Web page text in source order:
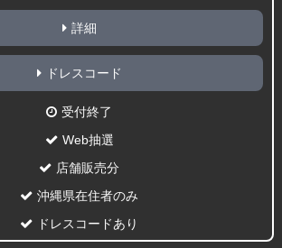
詳細
ドレスコード
受付終了
Web抽選
店舗販売分
沖縄県在住者のみ
ドレスコードあり